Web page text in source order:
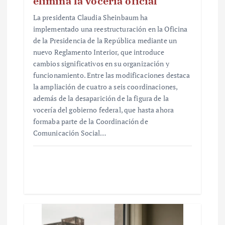
La presidenta Claudia Sheinbaum ha
implementado una reestructuración en la Oficina
de la Presidencia de la República mediante un
nuevo Reglamento Interior, que introduce
cambios significativos en su organización y
funcionamiento. Entre las modificaciones destaca
la ampliación de cuatro a seis coordinaciones,
además de la desaparición de la figura de la
vocería del gobierno federal, que hasta ahora
formaba parte de la Coordinación de
Comunicación Social…